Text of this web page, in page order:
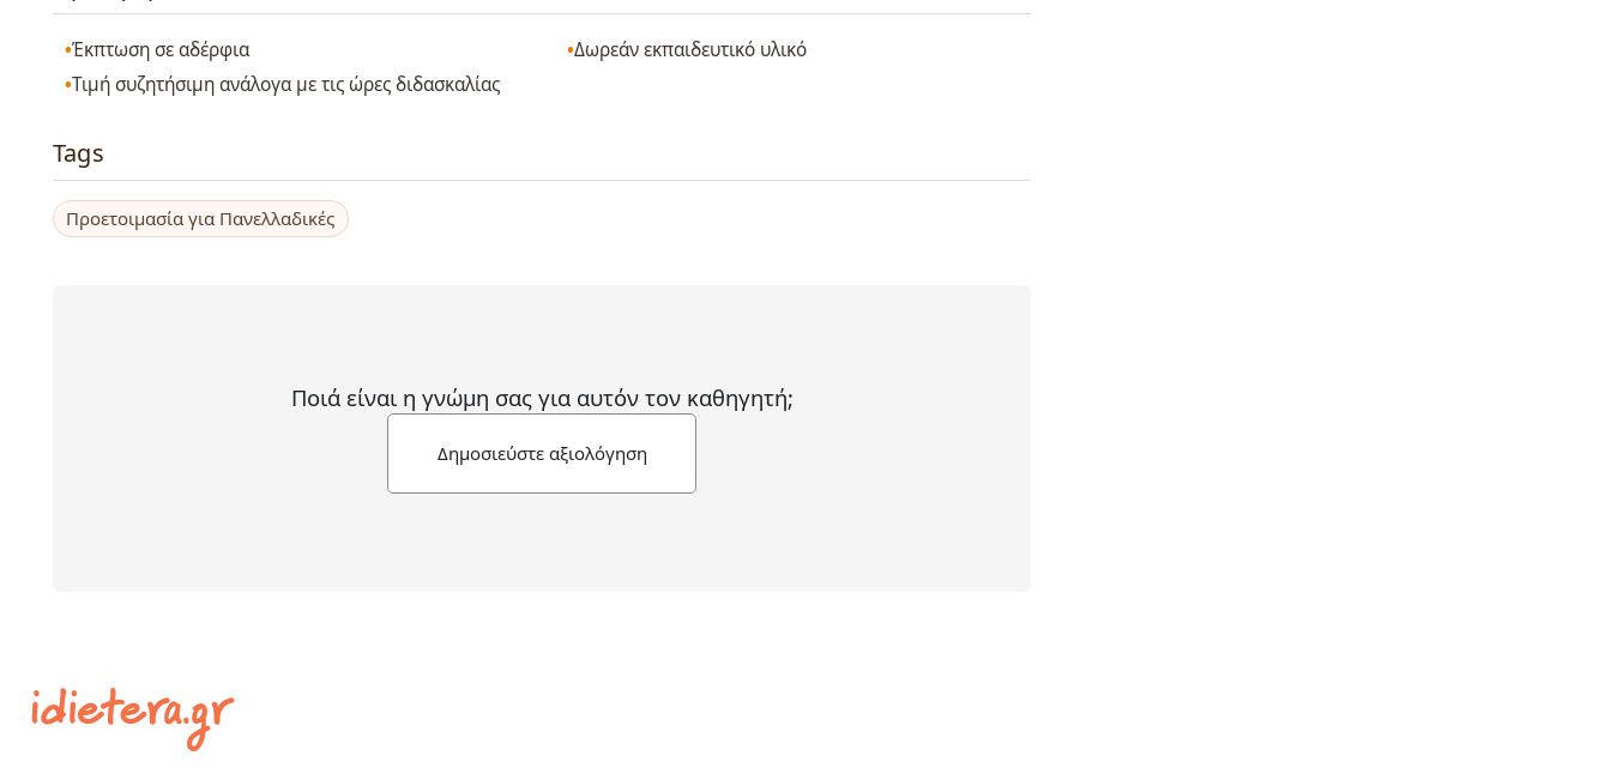
Έκπτωση σε αδέρφια
Δωρεάν εκπαιδευτικό υλικό
Τιμή συζητήσιμη ανάλογα με τις ώρες διδασκαλίας
Tags
Προετοιμασία για Πανελλαδικές
Ποιά είναι η γνώμη σας για αυτόν τον καθηγητή;
Δημοσιεύστε αξιολόγηση